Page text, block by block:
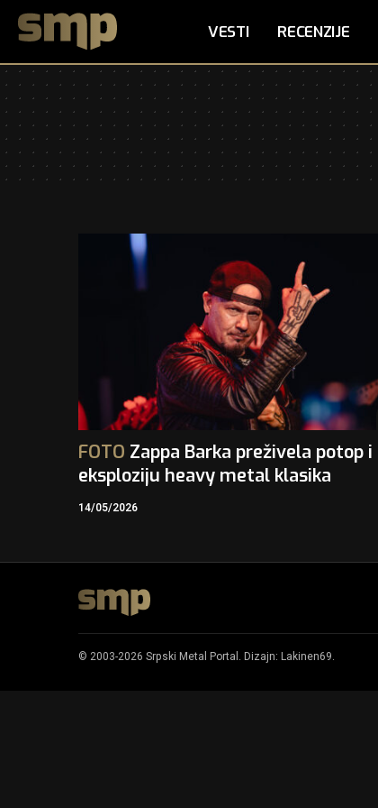
VESTI RECENZIJE
FOTO Zappa Barka preživela potop i
eksploziju heavy metal klasika
14/05/2026
© 2003-2026 Srpski Metal Portal. Dizajn: Lakinen69.